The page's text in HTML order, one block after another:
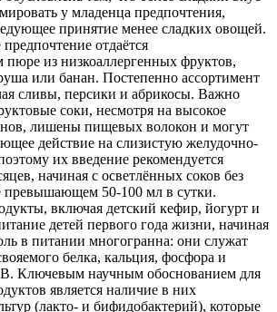
у младенца предпочтения,
принятие менее сладких овощей.
отдаётся
из низкоаллергенных фруктов,
или банан. Постепенно ассортимент
сливы, персики и абрикосы. Важно
соки, несмотря на высокое
лишены пищевых волокон и могут
действие на слизистую желудочно-
их введение рекомендуется
начиная с осветлённых соков без
превышающем 50-100 мл в сутки.
включая детский кефир, йогурт и
детей первого года жизни, начиная
в питании многогранна: они служат
белка, кальция, фосфора и
Ключевым научным обоснованием для
является наличие в них
(лакто- и бифидобактерий), которые